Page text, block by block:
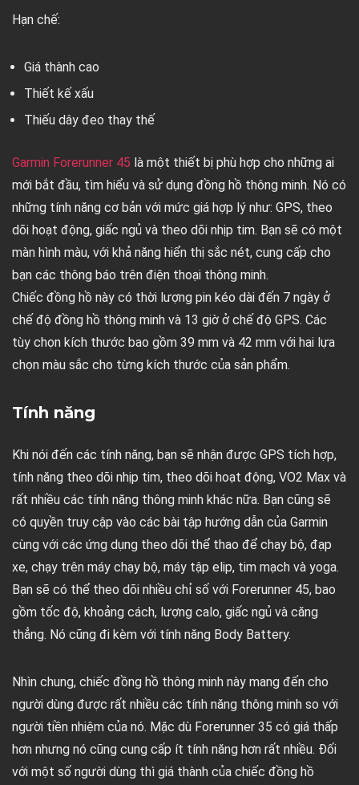
Hạn chế:
Giá thành cao
Thiết kế xấu
Thiếu dây đeo thay thế
Garmin Forerunner 45 là một thiết bị phù hợp cho những ai
mới bắt đầu, tìm hiểu và sử dụng đồng hồ thông minh. Nó có
những tính năng cơ bản với mức giá hợp lý như: GPS, theo
dõi hoạt động, giấc ngủ và theo dõi nhịp tim. Bạn sẽ có một
màn hình màu, với khả năng hiển thị sắc nét, cung cấp cho
bạn các thông báo trên điện thoại thông minh.
Chiếc đồng hồ này có thời lượng pin kéo dài đến 7 ngày ở
chế độ đồng hồ thông minh và 13 giờ ở chế độ GPS. Các
tùy chọn kích thước bao gồm 39 mm và 42 mm với hai lựa
chọn màu sắc cho từng kích thước của sản phẩm.
Tính năng
Khi nói đến các tính năng, bạn sẽ nhận được GPS tích hợp,
tính năng theo dõi nhịp tim, theo dõi hoạt động, VO2 Max và
rất nhiều các tính năng thông minh khác nữa. Bạn cũng sẽ
có quyền truy cập vào các bài tập hướng dẫn của Garmin
cùng với các ứng dụng theo dõi thể thao để chạy bộ, đạp
xe, chạy trên máy chạy bộ, máy tập elip, tim mạch và yoga.
Bạn sẽ có thể theo dõi nhiều chỉ số với Forerunner 45, bao
gồm tốc độ, khoảng cách, lượng calo, giấc ngủ và căng
thẳng. Nó cũng đi kèm với tính năng Body Battery.
Nhìn chung, chiếc đồng hồ thông minh này mang đến cho
người dùng được rất nhiều các tính năng thông minh so với
người tiền nhiệm của nó. Mặc dù Forerunner 35 có giá thấp
hơn nhưng nó cũng cung cấp ít tính năng hơn rất nhiều. Đối
với một số người dùng thì giá thành của chiếc đồng hồ